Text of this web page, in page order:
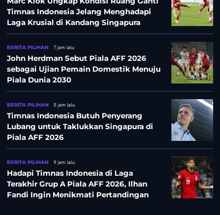
Timnas Indonesia Jelang Menghadapi
Laga Krusial di Kandang Singapura
BERITA PILIHAN 7 jam lalu
John Herdman Sebut Piala AFF 2026
sebagai Ujian Pemain Domestik Menuju
Piala Dunia 2030
BERITA PILIHAN 8 jam lalu
Timnas Indonesia Butuh Penyerang
Lubang untuk Taklukkan Singapura di
Piala AFF 2026
BERITA PILIHAN 9 jam lalu
Hadapi Timnas Indonesia di Laga
Terakhir Grup A Piala AFF 2026, Ilhan
Fandi Ingin Menikmati Pertandingan